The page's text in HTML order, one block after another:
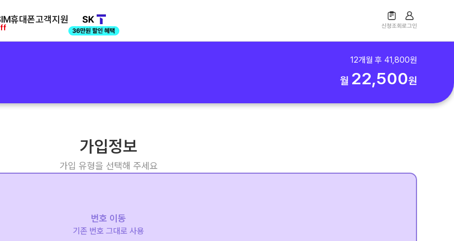
휴대폰고객지원
12개월 후 41,800원
월 22,500원
가입정보
가입 유형을 선택해 주세요
번호 이동
기존 번호 그대로 사용